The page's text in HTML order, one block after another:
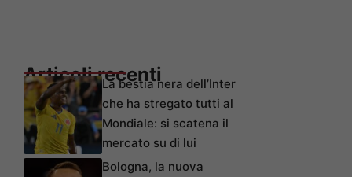
Articoli recentiLa bestia nera dell’Inter
che ha stregato tutti al
Mondiale: si scatena il
mercato su di lui
Bologna, la nuova